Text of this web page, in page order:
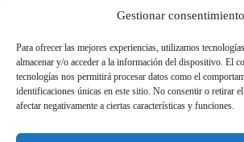
Gestionar consentimiento
Para ofrecer las mejores experiencias, utilizamos
almacenar y/o acceder a la información del dispositivo. El
tecnologías nos permitirá procesar datos como el
identificaciones únicas en este sitio. No consentir o retirar
afectar negativamente a ciertas características y funciones.